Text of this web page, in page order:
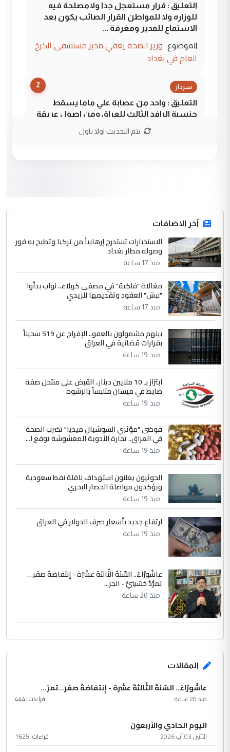
التعليق : قرار مستعجل جدا ولامصلحة فيه
للوزاره ولا للمواطن القرار الصائب يكون بعد
الاستماع للمدير ومغرفة ...
الموضوع : وزير الصحة يعفي مدير مستشفى الكرخ
العام في بغداد
2 سردار
التعليق : واحد من عصابة علي ماما يسقط
جنسية الرافد الثالث للعراق ومن اصول عريقة
جنسية الرافد الثالث للعراق ومن اصول عريقة
ابا فرات ...
الموضوع :
الجواهري يرد على صدام حسين سل
مضجعيك يابن الزنا (نص كامل)
حيدر عاشور
التعليق : تحياتي لك استاذ حامدتركان. كلام
دقيق ومسؤول؛ فالاستثمار الحقيقي للإنسان
وثروات البلد يعتمد على الكفاءة ...
الموضوع :
بين الإهمال واغتصاب الأرض.. بلاد
الرافدين تعاني الجفاف والتصحر!!
التعليق : هذه الزيارة تنفع لبنان، دون الشعب
العراقي، الذي احترق بحر الصيف، في حين
حكومة الزيدي ...
الموضوع :
نواف سلام في بغداد.. "الفيول" مقابل
تصدير النفط العراقي
يتم التحديث اولا باول
آخر الاضافات
الاستخبارات تستدرج إرهابياً من تركيا وتطيح به فور
وصوله مطار بغداد
منذ 17 ساعة
مغالاة "فلكية" في مصفى كربلاء.. نواب بدأوا
"نبش" العقود وتقديمها للزيدي
منذ 17 ساعة
بينهم مشمولون بالعفو.. الإفراج عن 519 سجيناً
بقرارات قضائية في العراق
منذ 19 ساعة
ابتزاز بـ 10 ملايين دينار.. القبض على منتحل صفة
ضابط في ميسان متلبساً بالرشوة
منذ 19 ساعة
فوضى "مؤثري السوشيال ميديا" تضرب الصحة
في العراق.. تجارة الأدوية المغشوشة توقع ا...
منذ 19 ساعة
الحوثيون يعلنون استهداف ناقلة نفط سعودية
ويؤكدون مواصلة الحصار البحري
منذ 19 ساعة
ارتفاع جديد بأسعار صرف الدولار في العراق
منذ 19 ساعة
عاشُورْاءُ.. السّنَةُ الثّالثةَ عشَرَة - إِنتفاضةُ صفَر…
تمرُّدٌ حُسَينيٌّ - الجز...
منذ 20 ساعة
المقالات
عاشُورْاءُ.. السّنَةُ الثّالثةَ عشَرَة - إِنتفاضةُ صفَر…تمرّ...
منذ 20 ساعة قراءات :444
اليوم الحادي والأربعون
الأثنين 03 آب 2026 قراءات :1625